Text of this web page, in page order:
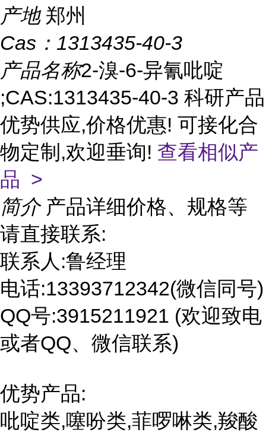
产地 郑州
Cas： 1313435-40-3
产品名称2-溴-6-异氰吡啶
;CAS:1313435-40-3 科研产品
优势供应,价格优惠! 可接化合
物定制,欢迎垂询! 查看相似产
品 >
简介 产品详细价格、规格等
请直接联系:
联系人:鲁经理
电话:13393712342(微信同号)
QQ号:3915211921 (欢迎致电
或者QQ、微信联系)
优势产品:
吡啶类,噻吩类,菲啰啉类,羧酸